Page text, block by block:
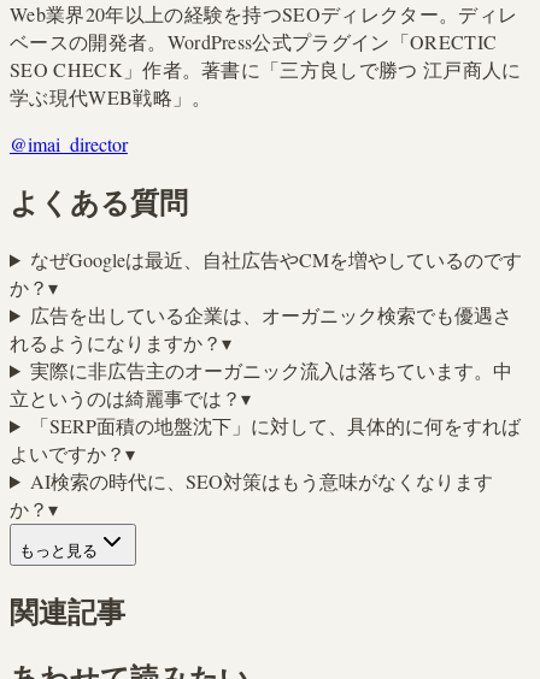
Web業界20年以上の経験を持つSEOディレクター。ディレ
ベースの開発者。WordPress公式プラグイン「ORECTIC
SEO CHECK」作者。著書に「三方良しで勝つ 江戸商人に
学ぶ現代WEB戦略」。
@imai_director
よくある質問
なぜGoogleは最近、自社広告やCMを増やしているのです
か？▾
広告を出している企業は、オーガニック検索でも優遇さ
れるようになりますか？▾
実際に非広告主のオーガニック流入は落ちています。中
立というのは綺麗事では？▾
「SERP面積の地盤沈下」に対して、具体的に何をすれば
よいですか？▾
AI検索の時代に、SEO対策はもう意味がなくなります
か？▾
もっと見る
関連記事